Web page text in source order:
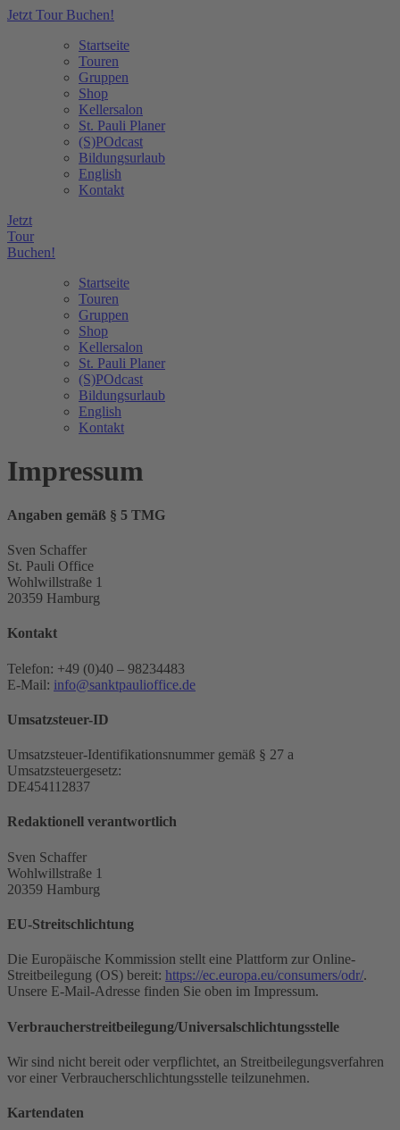
Jetzt Tour Buchen!
Startseite
Touren
Gruppen
Shop
Kellersalon
St. Pauli Planer
(S)POdcast
Bildungsurlaub
English
Kontakt
Jetzt
Tour
Buchen!
Startseite
Touren
Gruppen
Shop
Kellersalon
St. Pauli Planer
(S)POdcast
Bildungsurlaub
English
Kontakt
Impressum
Angaben gemäß § 5 TMG
Sven Schaffer
St. Pauli Office
Wohlwillstraße 1
20359 Hamburg
Kontakt
Telefon: +49 (0)40 – 98234483
E-Mail: info@sanktpaulioffice.de
Umsatzsteuer-ID
Umsatzsteuer-Identifikationsnummer gemäß § 27 a
Umsatzsteuergesetz:
DE454112837
Redaktionell verantwortlich
Sven Schaffer
Wohlwillstraße 1
20359 Hamburg
EU-Streitschlichtung
Die Europäische Kommission stellt eine Plattform zur Online-
Streitbeilegung (OS) bereit: https://ec.europa.eu/consumers/odr/.
Unsere E-Mail-Adresse finden Sie oben im Impressum.
Verbraucher­streit­beilegung/Universal­schlichtungs­stelle
Wir sind nicht bereit oder verpflichtet, an Streitbeilegungsverfahren
vor einer Verbraucherschlichtungsstelle teilzunehmen.
Kartendaten